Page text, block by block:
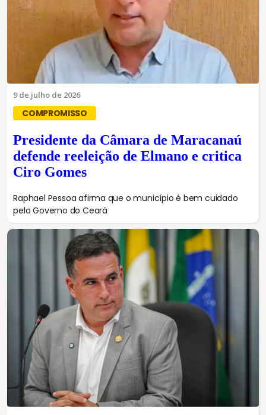
9 de julho de 2026
COMPROMISSO
Presidente da Câmara de Maracanaú
defende reeleição de Elmano e critica
Ciro Gomes
Raphael Pessoa afirma que o município é bem cuidado
pelo Governo do Ceará